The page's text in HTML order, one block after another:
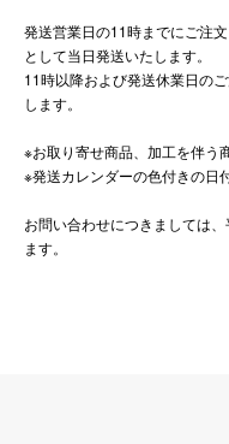
発送営業日の11時までにご注
として当日発送いたします。
11時以降および発送休業日の
します。
※お取り寄せ商品、加工を伴う
※発送カレンダーの色付きの日
お問い合わせにつきましては
ます。